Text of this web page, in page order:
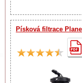
Písková filtrace